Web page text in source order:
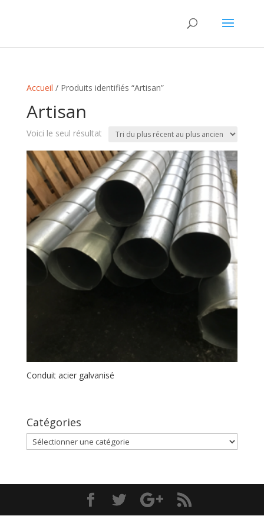
Accueil / Produits identifiés “Artisan”
Artisan
Voici le seul résultat
Conduit acier galvanisé
Catégories
Catégories